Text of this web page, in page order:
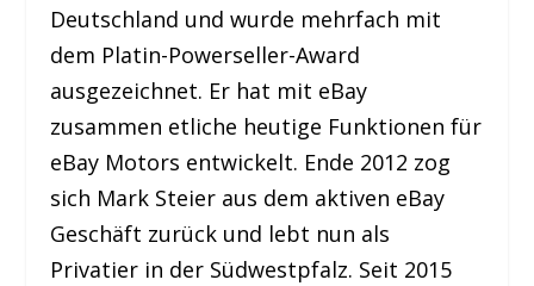
Deutschland und wurde mehrfach mit
dem Platin-Powerseller-Award
ausgezeichnet. Er hat mit eBay
zusammen etliche heutige Funktionen für
eBay Motors entwickelt. Ende 2012 zog
sich Mark Steier aus dem aktiven eBay
Geschäft zurück und lebt nun als
Privatier in der Südwestpfalz. Seit 2015